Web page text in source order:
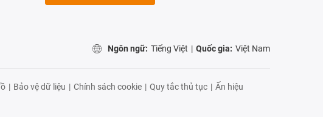
Ngôn ngữ: Tiếng Việt | Quốc gia: Việt Nam
| Bảo vệ dữ liệu | Chính sách cookie | Quy tắc thủ tục | Ấn hiệu